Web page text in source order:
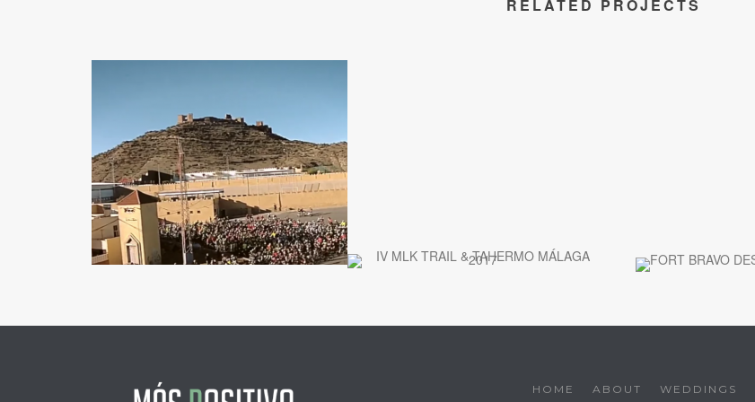
RELATED PROJECTS
HOME ABOUT WEDDINGS